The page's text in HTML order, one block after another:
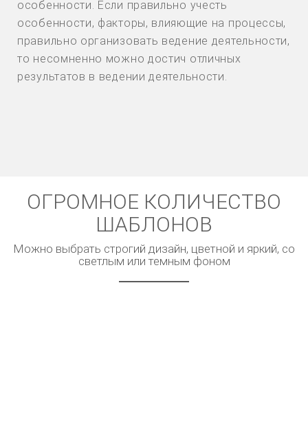
особенности. Если правильно учесть
особенности, факторы, влияющие на процессы,
правильно организовать ведение деятельности,
то несомненно можно достич отличных
результатов в ведении деятельности.
ОГРОМНОЕ КОЛИЧЕСТВО
ШАБЛОНОВ
Можно выбрать строгий дизайн, цветной и яркий, со
светлым или темным фоном